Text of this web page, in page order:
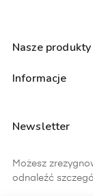
Nasze produkty
Informacje
Newsletter
Możesz
odnaleźć